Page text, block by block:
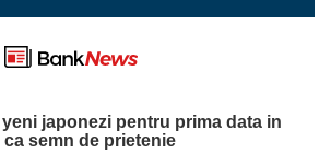
japonezi pentru prima data in
semn de prietenie